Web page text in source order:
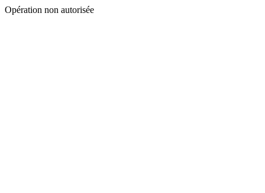
Opération non autorisée